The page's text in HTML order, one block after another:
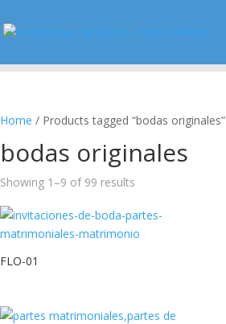
Home / Products tagged “bodas originales”
bodas originales
Showing 1–9 of 99 results
FLO-01